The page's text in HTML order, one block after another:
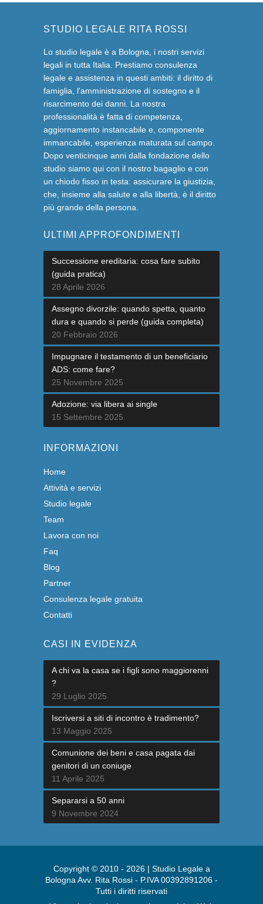
STUDIO LEGALE RITA ROSSI
Lo studio legale è a Bologna, i nostri servizi
legali in tutta Italia. Prestiamo consulenza
legale e assistenza in questi ambiti: il diritto di
famiglia, l'amministrazione di sostegno e il
risarcimento dei danni. La nostra
professionalità è fatta di competenza,
aggiornamento instancabile e, componente
immancabile, esperienza maturata sul campo.
Dopo venticinque anni dalla fondazione dello
studio siamo qui con il nostro bagaglio e con
un chiodo fisso in testa: assicurare la giustizia,
che, insieme alla salute e alla libertà, è il diritto
più grande della persona.
ULTIMI APPROFONDIMENTI
Successione ereditaria: cosa fare subito
(guida pratica)
28 Aprile 2026
Assegno divorzile: quando spetta, quanto
dura e quando si perde (guida completa)
20 Febbraio 2026
Impugnare il testamento di un beneficiario
ADS: come fare?
25 Novembre 2025
Adozione: via libera ai single
15 Settembre 2025
INFORMAZIONI
Home
Attività e servizi
Studio legale
Team
Lavora con noi
Faq
Blog
Partner
Consulenza legale gratuita
Contatti
CASI IN EVIDENZA
A chi va la casa se i figli sono maggiorenni
?
29 Luglio 2025
Iscriversi a siti di incontro è tradimento?
13 Maggio 2025
Comunione dei beni e casa pagata dai
genitori di un coniuge
11 Aprile 2025
Separarsi a 50 anni
9 Novembre 2024
Copyright © 2010 - 2026 | Studio Legale a
Bologna Avv. Rita Rossi - P.IVA 00392891206 -
Tutti i diritti riservati